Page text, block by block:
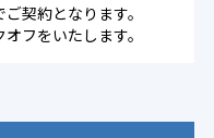
契約となります。
フをいたします。